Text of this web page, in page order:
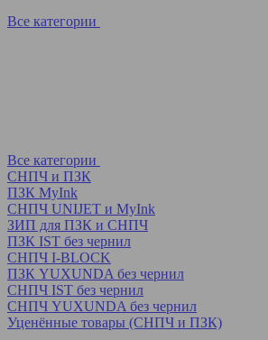
Все категории
Все категории
СНПЧ и ПЗК
ПЗК MyInk
СНПЧ UNIJET и MyInk
ЗИП для ПЗК и СНПЧ
ПЗК IST без чернил
СНПЧ I-BLOCK
ПЗК YUXUNDA без чернил
СНПЧ IST без чернил
СНПЧ YUXUNDA без чернил
Уценённые товары (СНПЧ и ПЗК)